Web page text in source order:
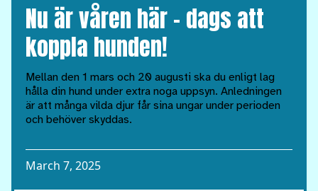
Nu är våren här – dags att
koppla hunden!
Mellan den 1 mars och 20 augusti ska du enligt lag
hålla din hund under extra noga uppsyn. Anledningen
är att många vilda djur får sina ungar under perioden
och behöver skyddas.
March 7, 2025